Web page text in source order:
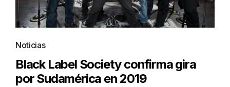
Noticias
Black Label Society confirma gira
por Sudamérica en 2019